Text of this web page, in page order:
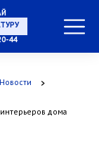
44
Новости
интерьеров дома